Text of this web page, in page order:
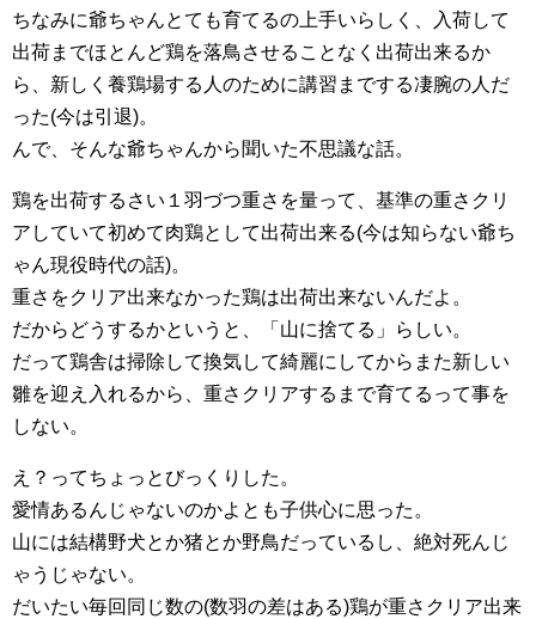
ちなみに爺ちゃんとても育てるの上手いらしく、入荷して
出荷までほとんど鶏を落鳥させることなく出荷出来るか
ら、新しく養鶏場する人のために講習までする凄腕の人だ
った(今は引退)。
んで、そんな爺ちゃんから聞いた不思議な話。
鶏を出荷するさい１羽づつ重さを量って、基準の重さクリ
アしていて初めて肉鶏として出荷出来る(今は知らない爺ち
ゃん現役時代の話)。
重さをクリア出来なかった鶏は出荷出来ないんだよ。
だからどうするかというと、「山に捨てる」らしい。
だって鶏舎は掃除して換気して綺麗にしてからまた新しい
雛を迎え入れるから、重さクリアするまで育てるって事を
しない。
え？ってちょっとびっくりした。
愛情あるんじゃないのかよとも子供心に思った。
山には結構野犬とか猪とか野鳥だっているし、絶対死んじ
ゃうじゃない。
だいたい毎回同じ数の(数羽の差はある)鶏が重さクリア出来